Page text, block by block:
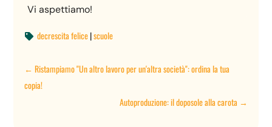
Vi aspettiamo!
 decrescita felice|scuole
←Ristampiamo "Un altro lavoro per un'altra società": ordina la tua
copia!
Autoproduzione: il doposole alla carota →